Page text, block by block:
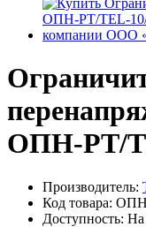
ОПН-РT/
Производитель:
Код товара:
Доступность: На